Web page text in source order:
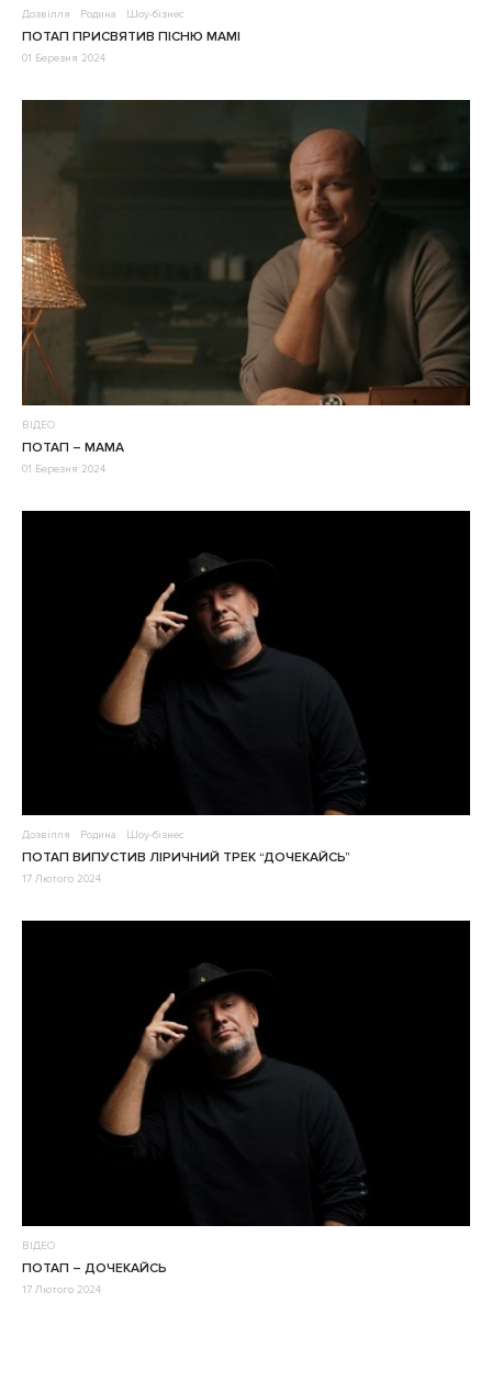
Дозвілля Родина Шоу-бізнес
ПОТАП ПРИСВЯТИВ ПІСНЮ МАМІ
01 Березня 2024
ВІДЕО
ПОТАП – МАМА
01 Березня 2024
Дозвілля Родина Шоу-бізнес
ПОТАП ВИПУСТИВ ЛІРИЧНИЙ ТРЕК “ДОЧЕКАЙСЬ”
17 Лютого 2024
ВІДЕО
ПОТАП – ДОЧЕКАЙСЬ
17 Лютого 2024